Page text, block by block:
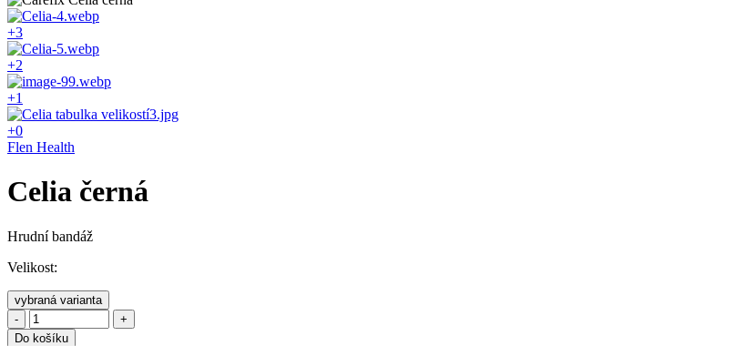
+3
+2
+1
+0
Flen Health
Celia černá
Hrudní bandáž
Velikost:
vybraná varianta
-
+
Do košíku